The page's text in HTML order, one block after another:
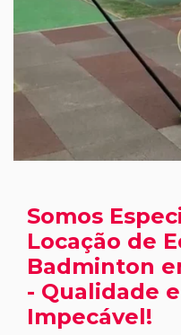
Somos
Locação de
Badminton
- Qualidade
Impecável!